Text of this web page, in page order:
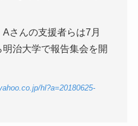
さんの支援者らは7月
治大学で報告集会を開
hl?a=20180625-